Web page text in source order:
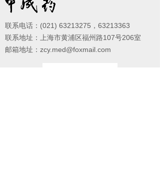
联系电话：(021) 63213275，63213363
联系地址：上海市黄浦区福州路107号206室
邮箱地址：zcy.med@foxmail.com